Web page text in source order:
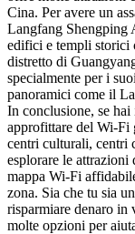
Cina. Per avere un
Langfang Shengping
edifici e templi storici
distretto di
specialmente per i
panoramici come il
In conclusione, se
approfittare del Wi-Fi
centri culturali, centri
esplorare le
mappa Wi-Fi
zona. Sia che tu sia
risparmiare denaro in
molte opzioni per